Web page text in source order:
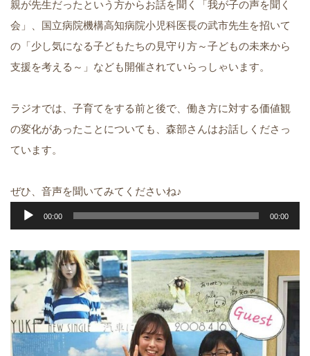
親が先生だったという方からお話を聞く「我が子の声を聞く
会」、国立病院機構高知病院小児科医長の武市先生を招いて
の「少し気になる子どもたちの見守り方～子どもの未来から
支援を考える～」なども開催されていらっしゃいます。
ラジオでは、子育てをする前と後で、働き方に対する価値観
の変化があったことについても、森部さんはお話しくださっ
ています。
ぜひ、音声を聞いてみてくださいね♪
声
プ
レ
ー
ヤ
ー
00:00 00:00